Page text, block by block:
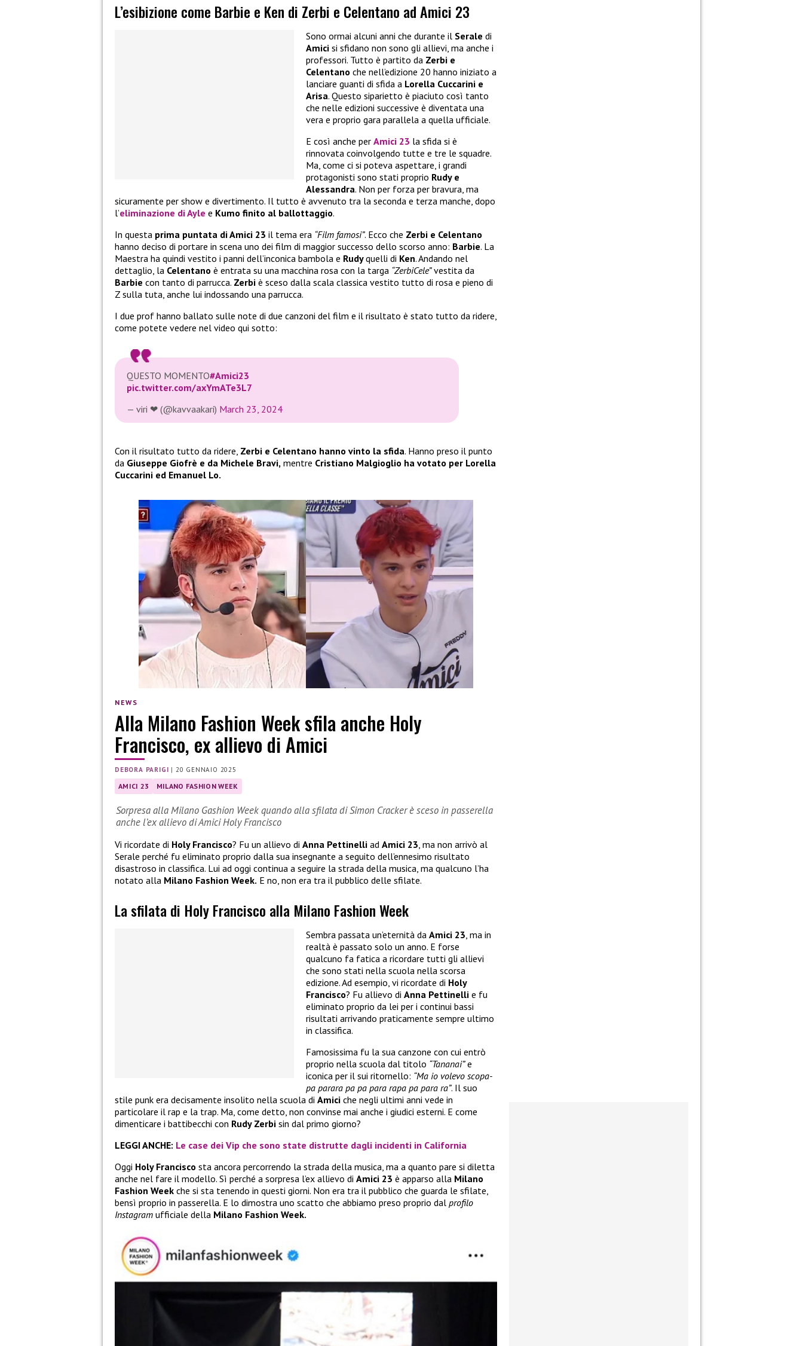
L’esibizione come Barbie e Ken di Zerbi e Celentano ad Amici 23
Sono ormai alcuni anni che durante il Serale di
Amici si sfidano non sono gli allievi, ma anche i
professori. Tutto è partito da Zerbi e
Celentano che nell’edizione 20 hanno iniziato a
lanciare guanti di sfida a Lorella Cuccarini e
Arisa. Questo siparietto è piaciuto così tanto
che nelle edizioni successive è diventata una
vera e proprio gara parallela a quella ufficiale.
E così anche per Amici 23 la sfida si è
rinnovata coinvolgendo tutte e tre le squadre.
Ma, come ci si poteva aspettare, i grandi
protagonisti sono stati proprio Rudy e
Alessandra. Non per forza per bravura, ma
sicuramente per show e divertimento. Il tutto è avvenuto tra la seconda e terza manche, dopo
l’eliminazione di Ayle e Kumo finito al ballottaggio.
In questa prima puntata di Amici 23 il tema era “Film famosi”. Ecco che Zerbi e Celentano
hanno deciso di portare in scena uno dei film di maggior successo dello scorso anno: Barbie. La
Maestra ha quindi vestito i panni dell’inconica bambola e Rudyquelli di Ken. Andando nel
dettaglio, la Celentano è entrata su una macchina rosa con la targa “ZerbiCele”vestita da
Barbie con tanto di parrucca. Zerbi è sceso dalla scala classica vestito tutto di rosa e pieno di
Z sulla tuta, anche lui indossando una parrucca.
I due prof hanno ballato sulle note di due canzoni del film e il risultato è stato tutto da ridere,
come potete vedere nel video qui sotto:
QUESTO MOMENTO#Amici23
pic.twitter.com/axYmATe3L7
— viri ❤︎ (@kavvaakari) March 23, 2024
Con il risultato tutto da ridere, Zerbi e Celentano hanno vinto la sfida. Hanno preso il punto
da Giuseppe Giofrè e da Michele Bravi, mentre Cristiano Malgioglio ha votato per Lorella
Cuccarini ed Emanuel Lo.
NEWS
Alla Milano Fashion Week sfila anche Holy
Francisco, ex allievo di Amici
DEBORA PARIGI | 20 GENNAIO 2025
AMICI 23 MILANO FASHION WEEK
Sorpresa alla Milano Gashion Week quando alla sfilata di Simon Cracker è sceso in passerella
anche l’ex allievo di Amici Holy Francisco
Vi ricordate di Holy Francisco? Fu un allievo di Anna Pettinelli ad Amici 23 , ma non arrivò al
Serale perché fu eliminato proprio dalla sua insegnante a seguito dell’ennesimo risultato
disastroso in classifica. Lui ad oggi continua a seguire la strada della musica, ma qualcuno l’ha
notato alla Milano Fashion Week. E no, non era tra il pubblico delle sfilate.
La sfilata di Holy Francisco alla Milano Fashion Week
Sembra passata un’eternità da Amici 23, ma in
realtà è passato solo un anno. E forse
qualcuno fa fatica a ricordare tutti gli allievi
che sono stati nella scuola nella scorsa
edizione. Ad esempio, vi ricordate di Holy
Francisco? Fu allievo di Anna Pettinelli e fu
eliminato proprio da lei per i continui bassi
risultati arrivando praticamente sempre ultimo
in classifica.
Famosissima fu la sua canzone con cui entrò
proprio nella scuola dal titolo “Tananai”e
iconica per il sui ritornello: “Ma io volevo scopa-
pa parara pa pa para rapa pa para ra”. Il suo
stile punk era decisamente insolito nella scuola di Amici che negli ultimi anni vede in
particolare il rap e la trap. Ma, come detto, non convinse mai anche i giudici esterni. E come
dimenticare i battibecchi con Rudy Zerbi sin dal primo giorno?
LEGGI ANCHE: Le case dei Vip che sono state distrutte dagli incidenti in California
Oggi Holy Francisco sta ancora percorrendo la strada della musica, ma a quanto pare si diletta
anche nel fare il modello. Sì perché a sorpresa l’ex allievo di Amici 23 è apparso alla Milano
Fashion Week che si sta tenendo in questi giorni. Non era tra il pubblico che guarda le sfilate,
bensì proprio in passerella. E lo dimostra uno scatto che abbiamo preso proprio dal profilo
Instagram ufficiale della Milano Fashion Week.